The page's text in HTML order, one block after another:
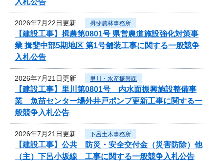
2026年7月22日更新 揖斐農林事務所
【建設工事】揖農第0801号 県営農道施設強化対策事
業 揖斐中部5期地区 第1号舗装工事に関する一般競争
入札公告
2026年7月21日更新 里川・水産振興課
【建設工事】里川第0801号 内水面振興施設整備事
業 魚苗センター場外井戸ポンプ更新工事に関する一
般競争入札公告
2026年7月21日更新 下呂土木事務所
【建設工事】公共 防災・安全交付金（災害防除）他
（主）下呂小坂線 工事に関する一般競争入札公告